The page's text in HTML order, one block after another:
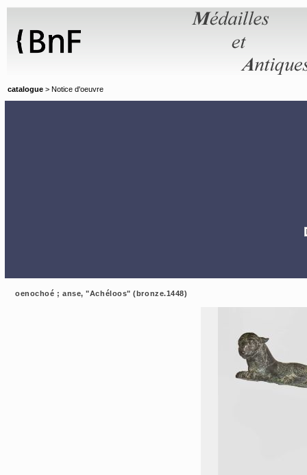
catalogue > Notice d'oeuvre
oenochoé ; anse, "Achéloos" (bronze.1448)